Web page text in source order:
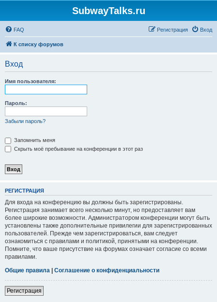
SubwayTalks.ru
FAQ Вход
Регистрация
К списку форумов
Вход
Имя пользователя:
Пароль:
Забыли пароль?
Запомнить меня
Скрыть моё пребывание на конференции в этот раз
РЕГИСТРАЦИЯ
Для входа на конференцию вы должны быть зарегистрированы.
Регистрация занимает всего несколько минут, но предоставляет вам
более широкие возможности. Администратором конференции могут быть
установлены также дополнительные привилегии для зарегистрированных
пользователей. Прежде чем зарегистрироваться, вам следует
ознакомиться с правилами и политикой, принятыми на конференции.
Помните, что ваше присутствие на форумах означает согласие со всеми
правилами.
Общие правила | Соглашение о конфиденциальности
Регистрация